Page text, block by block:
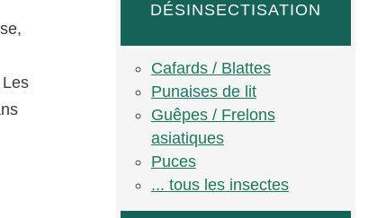
DÉSINSECTISATION
Cafards / Blattes
Punaises de lit
Guêpes / Frelons
asiatiques
Puces
... tous les insectes